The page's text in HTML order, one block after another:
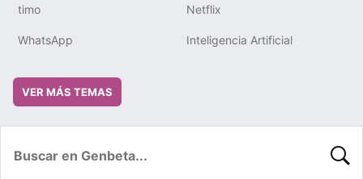
timo Netflix
WhatsApp Inteligencia Artificial
VER MÁS TEMAS